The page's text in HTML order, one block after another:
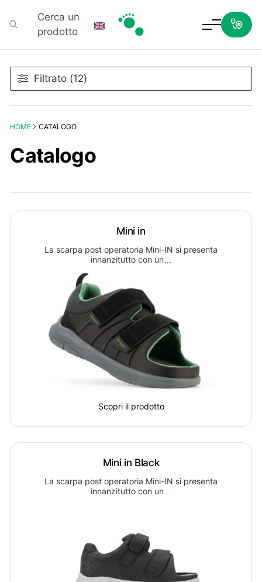
Cerca un
prodotto
HOME CATALOGO
Catalogo
Mini in
La scarpa post operatoria Mini-IN si presenta
innanzitutto con un…
Scopri il prodotto
Mini in Black
La scarpa post operatoria Mini-IN si presenta
innanzitutto con un…
Filtrato (12)